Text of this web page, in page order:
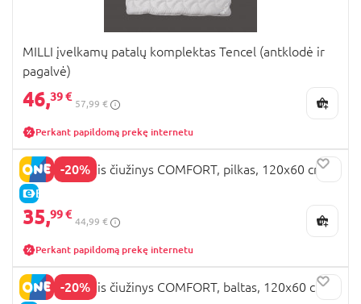
MILLI įvelkamų patalų komplektas Tencel (antklodė ir
pagalvė)
46,39 €
57,99 €
Perkant papildomą prekę internetu
-20%
E-KAINA
MILLI turistinis čiužinys COMFORT, pilkas, 120x60 cm
35,99 €
44,99 €
Perkant papildomą prekę internetu
-20%
MILLI turistinis čiužinys COMFORT, baltas, 120x60 cm